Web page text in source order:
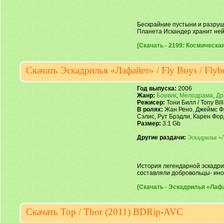
Бескрайние пустыни и
Планета Искандер хранит
[Скачать - 2199:
Скачать Эскадрилья «Лафайет» / Fly Boys /
Год выпуска: 2006
Жанр: Боевик, Мелодрама,
Режисер: Тони Билл / Tony Bill
В ролях: Жан Рено, Джеймс
Сэлис, Рут Брэдли, Карен
Размер: 3.1 Gb
Другие раздачи: Эскадрилья
История легендарной
составляли добровольцы-
[Скачать - Эскадрилья
Скачать Тор / Thor (2011) BDRip-AVC